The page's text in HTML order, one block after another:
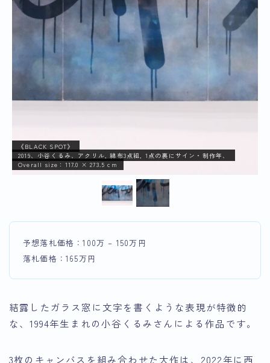
《BLACK SPOT》
2019、小谷くるみ、アクリル, 綿布3点組, 1点の裏にサイン・制作年、
Overall size：117.0 × 273.5 cm
予想落札価格：100万 – 150万円
落札価格：165万円
結露したガラス窓に文字を書くような表現が特徴的
な、1994年生まれの小谷くるみさんによる作品です。
3枚のキャンバスを組み合わせた大作は、2022年に西